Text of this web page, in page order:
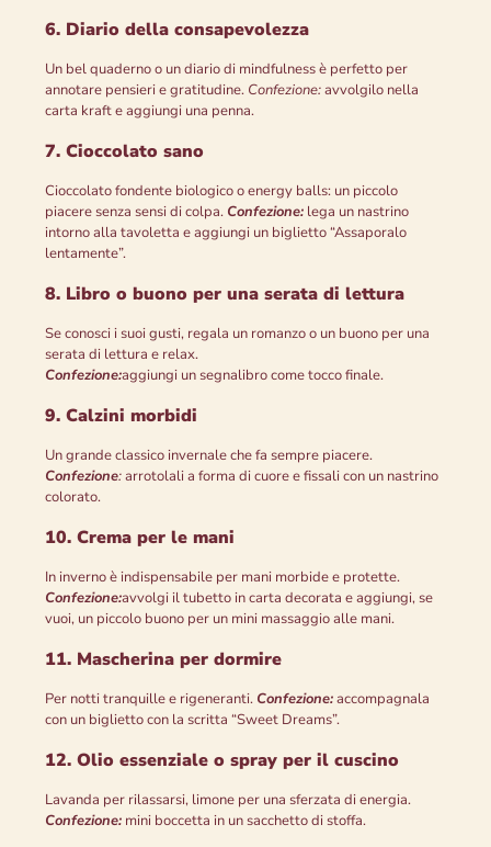
6. Diario della consapevolezza
Un bel quaderno o un diario di mindfulness è perfetto per
annotare pensieri e gratitudine. Confezione:avvolgilo nella
carta kraft e aggiungi una penna.
7. Cioccolato sano
Cioccolato fondente biologico o energy balls: un piccolo
piacere senza sensi di colpa. Confezione:lega un nastrino
intorno alla tavoletta e aggiungi un biglietto “Assaporalo
lentamente”.
8. Libro o buono per una serata di lettura
Se conosci i suoi gusti, regala un romanzo o un buono per una
serata di lettura e relax.
Confezione:aggiungi un segnalibro come tocco finale.
9. Calzini morbidi
Un grande classico invernale che fa sempre piacere.
Confezione:arrotolali a forma di cuore e fissali con un nastrino
colorato.
10. Crema per le mani
In inverno è indispensabile per mani morbide e protette.
Confezione:avvolgi il tubetto in carta decorata e aggiungi, se
vuoi, un piccolo buono per un mini massaggio alle mani.
11. Mascherina per dormire
Per notti tranquille e rigeneranti. Confezione:accompagnala
con un biglietto con la scritta “Sweet Dreams”.
12. Olio essenziale o spray per il cuscino
Lavanda per rilassarsi, limone per una sferzata di energia.
Confezione:mini boccetta in un sacchetto di stoffa.